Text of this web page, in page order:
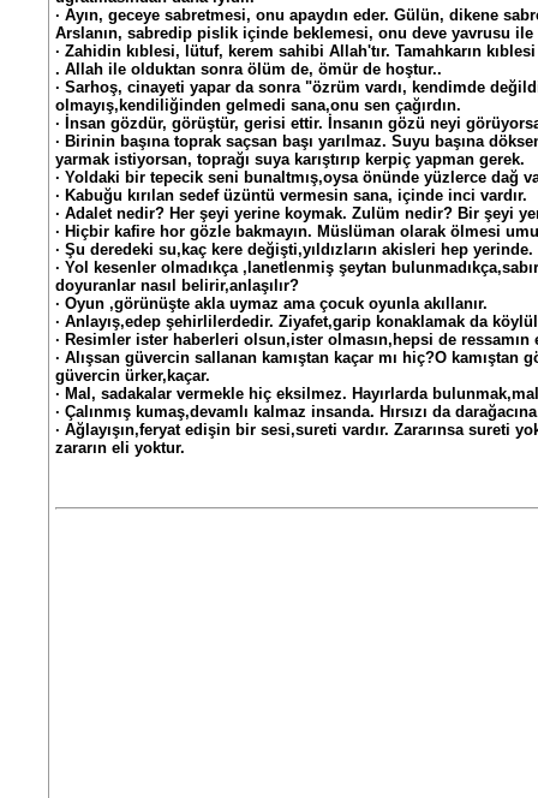
· Ayın, geceye sabretmesi, onu apaydın eder. Gülün, dikene
Arslanın, sabredip pislik içinde beklemesi, onu deve yavrusu ile
· Zahidin kıblesi, lütuf, kerem sahibi Allah'tır. Tamahkarın
. Allah ile olduktan sonra ölüm de, ömür de hoştur..
· Sarhoş, cinayeti yapar da sonra "özrüm vardı, kendimde
olmayış,kendiliğinden gelmedi sana,onu sen çağırdın.
· İnsan gözdür, görüştür, gerisi ettir. İnsanın gözü neyi
· Birinin başına toprak saçsan başı yarılmaz. Suyu başına
yarmak istiyorsan, toprağı suya karıştırıp kerpiç yapman gerek.
· Yoldaki bir tepecik seni bunaltmış,oysa önünde yüzlerce dağ
· Kabuğu kırılan sedef üzüntü vermesin sana, içinde inci vardır.
· Adalet nedir? Her şeyi yerine koymak. Zulüm nedir? Bir şeyi
· Hiçbir kafire hor gözle bakmayın. Müslüman olarak ölmesi
· Şu deredeki su,kaç kere değişti,yıldızların akisleri hep yerinde.
· Yol kesenler olmadıkça ,lanetlenmiş şeytan
doyuranlar nasıl belirir,anlaşılır?
· Oyun ,görünüşte akla uymaz ama çocuk oyunla akıllanır.
· Anlayış,edep şehirlilerdedir. Ziyafet,garip konaklamak da
· Resimler ister haberleri olsun,ister olmasın,hepsi de ressamın
· Alışsan güvercin sallanan kamıştan kaçar mı hiç?O kamıştan
güvercin ürker,kaçar.
· Mal, sadakalar vermekle hiç eksilmez. Hayırlarda
· Çalınmış kumaş,devamlı kalmaz insanda. Hırsızı da
· Ağlayışın,feryat edişin bir sesi,sureti vardır. Zararınsa sureti
zararın eli yoktur.